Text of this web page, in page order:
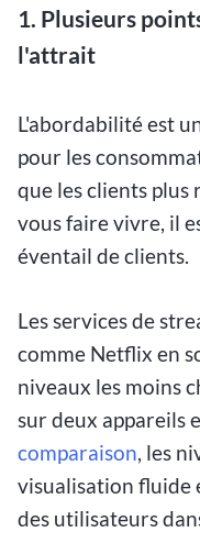
1. Plusieurs
l'attrait
L'abordabilité est
pour les
que les clients
vous faire vivre, il
éventail de clients.
Les services de
comme Netflix en
niveaux les moins
sur deux appareils
comparaison , les
visualisation fluide
des utilisateurs